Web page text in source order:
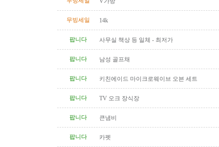
무빙세일 14k
팝니다 사무실 책상 등 일체 - 최저가
팝니다 남성 골프채
팝니다 키친에이드 마이크로웨이브 오븐 세트
팝니다 TV 오크 장식장
팝니다 큰냄비
팝니다 카펫